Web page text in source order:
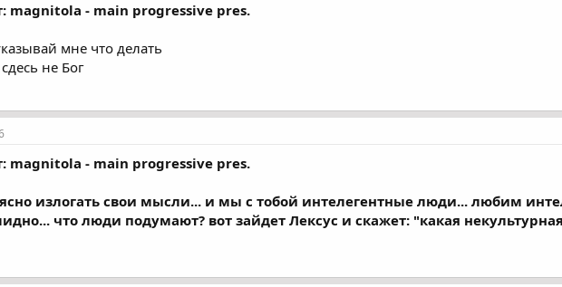
magnitola - main progressive pres.
мне что делать
не Бог
magnitola - main progressive pres.
излогать свои мысли... и мы с тобой интелегентные люди... любим
что люди подумают? вот зайдет Лексус и скажет: "какая